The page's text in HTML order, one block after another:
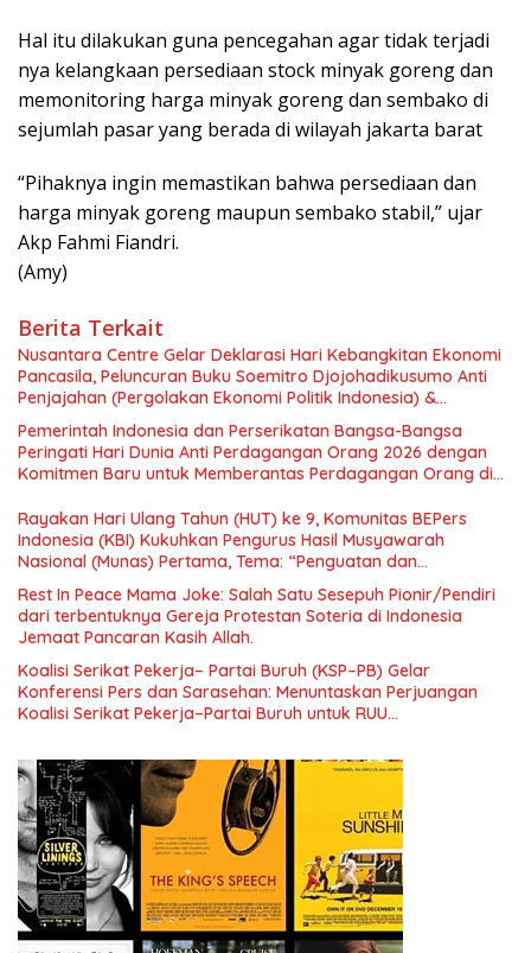
Hal itu dilakukan guna pencegahan agar tidak terjadi
nya kelangkaan persediaan stock minyak goreng dan
memonitoring harga minyak goreng dan sembako di
sejumlah pasar yang berada di wilayah jakarta barat
“Pihaknya ingin memastikan bahwa persediaan dan
harga minyak goreng maupun sembako stabil,” ujar
Akp Fahmi Fiandri.
(Amy)
Berita Terkait
Nusantara Centre Gelar Deklarasi Hari Kebangkitan Ekonomi
Pancasila, Peluncuran Buku Soemitro Djojohadikusumo Anti
Penjajahan (Pergolakan Ekonomi Politik Indonesia) &
Simposium Nasional “Urgensi Undang-Undang Perekonomian
Nasional dan Kesejahteraan Sosial dalam Menata Bangsa
Menuju Indonesia Emas 2045”,
Pemerintah Indonesia dan Perserikatan Bangsa-Bangsa
Peringati Hari Dunia Anti Perdagangan Orang 2026 dengan
Komitmen Baru untuk Memberantas Perdagangan Orang di
Rayakan Hari Ulang Tahun (HUT) ke 9, Komunitas BEPers
Indonesia (KBI) Kukuhkan Pengurus Hasil Musyawarah
Nasional (Munas) Pertama, Tema: “Penguatan dan
Pengembangan Organisasi KBI yang Berbasis Riset di seluruh
Indonesia dan Mancanegara”.
Rest In Peace Mama Joke: Salah Satu Sesepuh Pionir/Pendiri
dari terbentuknya Gereja Protestan Soteria di Indonesia
Jemaat Pancaran Kasih Allah.
Koalisi Serikat Pekerja– Partai Buruh (KSP–PB) Gelar
Konferensi Pers dan Sarasehan: Menuntaskan Perjuangan
Koalisi Serikat Pekerja–Partai Buruh untuk RUU